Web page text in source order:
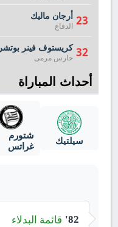
23 أرجان ماليك
الدفاع
32 كريستوف فينر بوتشر
حارس مرمى
أحداث المباراة
سيلتيك
شتورم
غراتس
82' قائمة البدلاء